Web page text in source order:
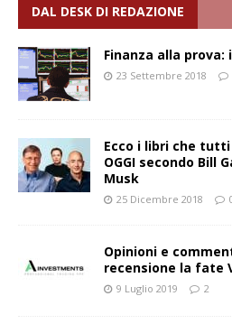
DAL DESK DI REDAZIONE
Finanza alla prova:
23 Settembre 2018
Ecco i libri che
OGGI secondo Bill
Musk
25 Dicembre 2018
Opinioni e
recensione la fate
9 Luglio 2019 2